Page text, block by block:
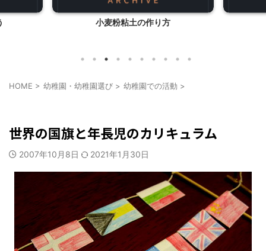
小麦粉粘土の作り方
HOME > 幼稚園・幼稚園選び > 幼稚園での活動 >
世界の国旗と年長児のカリキュラム
2007年10月8日 2021年1月30日